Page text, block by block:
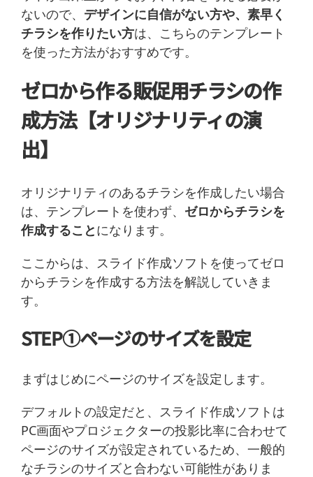
ないので、 デザインに自信がない方や、素早く
チラシを作りたい方は、こちらのテンプレート
を使った方法がおすすめです。
ゼロから作る販促用チラシの作
成方法【オリジナリティの演
出】
オリジナリティのあるチラシを作成したい場合
は、テンプレートを使わず、 ゼロからチラシを
作成することになります。
ここからは、スライド作成ソフトを使ってゼロ
からチラシを作成する方法を解説していきま
す。
STEP①ページのサイズを設定
まずはじめにページのサイズを設定します。
デフォルトの設定だと、スライド作成ソフトは
PC画面やプロジェクターの投影比率に合わせて
ページのサイズが設定されているため、一般的
なチラシのサイズと合わない可能性がありま